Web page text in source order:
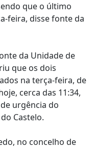
que o último
feira, disse fonte da
da Unidade de
que os dois
na terça-feira, de
cerca das 11:34,
urgência do
Castelo.
no concelho de